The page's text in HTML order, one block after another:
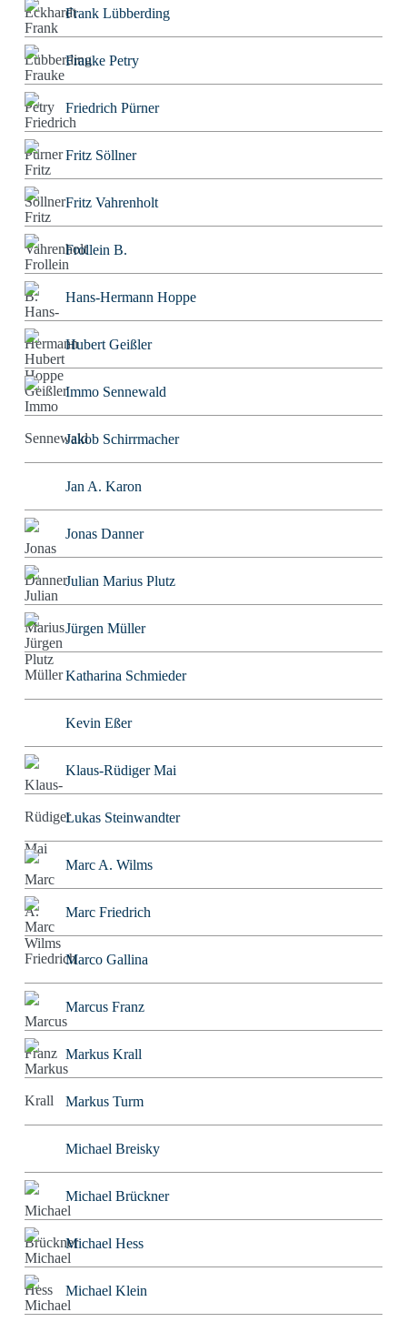
Frank Lübberding
Frauke Petry
Friedrich Pürner
Fritz Söllner
Fritz Vahrenholt
Frollein B.
Hans-Hermann Hoppe
Hubert Geißler
Immo Sennewald
Jakob Schirrmacher
Jan A. Karon
Jonas Danner
Julian Marius Plutz
Jürgen Müller
Katharina Schmieder
Kevin Eßer
Klaus-Rüdiger Mai
Lukas Steinwandter
Marc A. Wilms
Marc Friedrich
Marco Gallina
Marcus Franz
Markus Krall
Markus Turm
Michael Breisky
Michael Brückner
Michael Hess
Michael Klein